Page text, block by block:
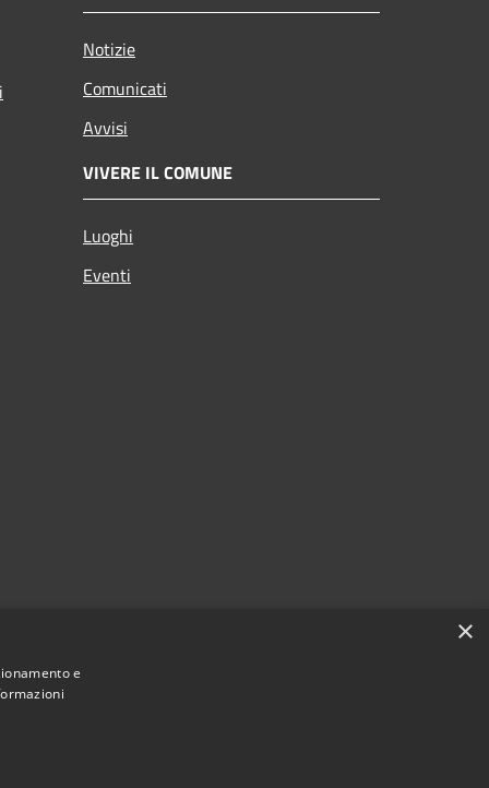
Notizie
Comunicati
Avvisi
VIVERE IL COMUNE
Luoghi
Eventi
×
e